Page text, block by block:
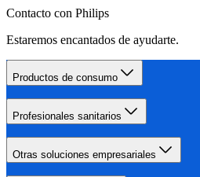
Contacto con Philips
Estaremos encantados de ayudarte.
Productos de consumo
Profesionales sanitarios
Otras soluciones empresariales